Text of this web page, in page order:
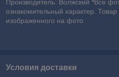
Производитель: Волжский *Все
ознакомительный характер.
изображенного на фото
Условия доставки